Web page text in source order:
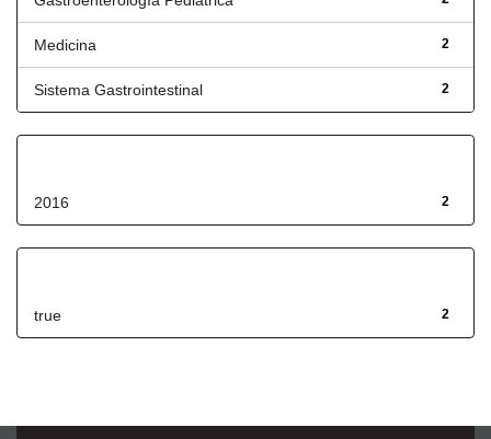
2
Medicina
2
Sistema Gastrointestinal
2
2016
2
true